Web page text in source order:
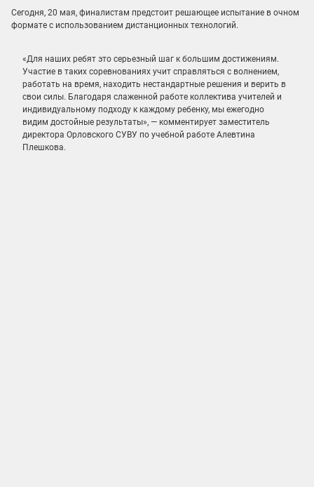
Сегодня, 20 мая, финалистам предстоит решающее испытание в очном
формате с использованием дистанционных технологий.
«Для наших ребят это серьезный шаг к большим достижениям.
Участие в таких соревнованиях учит справляться с волнением,
работать на время, находить нестандартные решения и верить в
свои силы. Благодаря слаженной работе коллектива учителей и
индивидуальному подходу к каждому ребенку, мы ежегодно
видим достойные результаты», — комментирует заместитель
директора Орловского СУВУ по учебной работе Алевтина
Плешкова.